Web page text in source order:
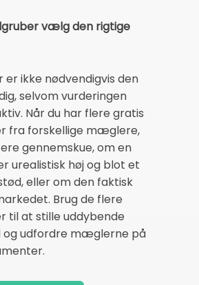
vælg den rigtige
ikke nødvendigvis den
selvom vurderingen
Når du har flere gratis
fra forskellige mæglere,
gennemskue, om en
urealistisk høj og blot et
eller om den faktisk
Brug de flere
til at stille uddybende
og udfordre mæglerne på